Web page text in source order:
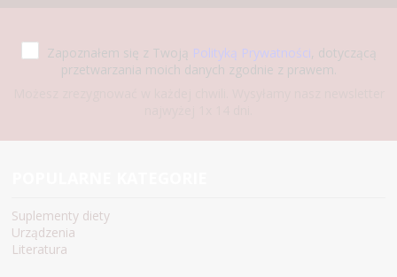
Zapoznałem się z Twoją Polityką Prywatności, dotyczącą
przetwarzania moich danych zgodnie z prawem.
Suplementy diety
Urządzenia
Literatura